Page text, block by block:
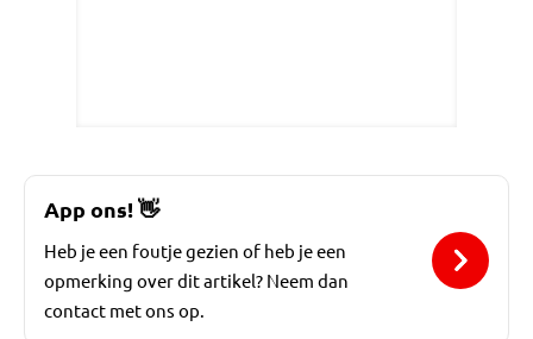
App ons!👋
Heb je een foutje gezien of heb je een
opmerking over dit artikel? Neem dan
contact met ons op.